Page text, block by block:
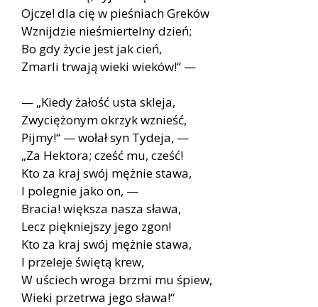
Ojcze! dla cię w pieśniach Greków
Wznijdzie nieśmiertelny dzień;
Bo gdy życie jest jak cień,
Zmarli trwają wieki wieków!“ —
— „Kiedy żałość usta skleja,
Zwyciężonym okrzyk wznieść,
Pijmy!“ — wołał syn Tydeja, —
„Za Hektora; cześć mu, cześć!
Kto za kraj swój mężnie stawa,
I polegnie jako on, —
Bracia! większa nasza sława,
Lecz piękniejszy jego zgon!
Kto za kraj swój mężnie stawa,
I przeleje świętą krew,
W uściech wroga brzmi mu śpiew,
Wieki przetrwa jego sława!“